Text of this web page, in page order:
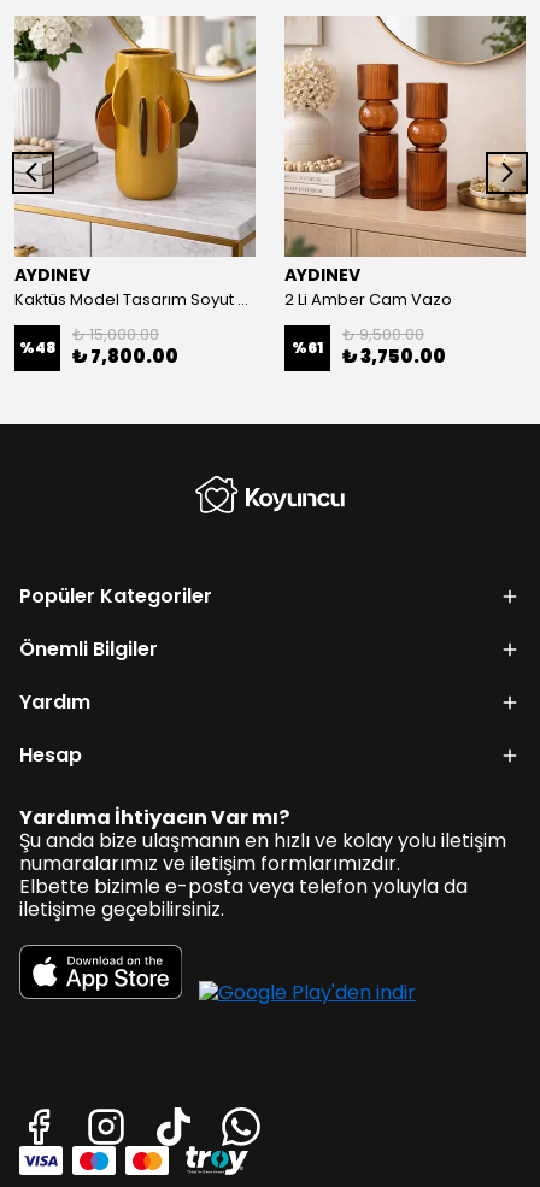
AYDINEV
Kaktüs Model Tasarım Soyut Vazo 21x34 Cm
%48
₺ 15,000.00
₺ 7,800.00
AYDINEV
2 Li Amber Cam Vazo
%61
₺ 9,500.00
₺ 3,750.00
Popüler Kategoriler
Önemli Bilgiler
Yardım
Hesap
Yardıma İhtiyacın Var mı?
Şu anda bize ulaşmanın en hızlı ve kolay yolu iletişim
numaralarımız ve iletişim formlarımızdır.
Elbette bizimle e-posta veya telefon yoluyla da
iletişime geçebilirsiniz.